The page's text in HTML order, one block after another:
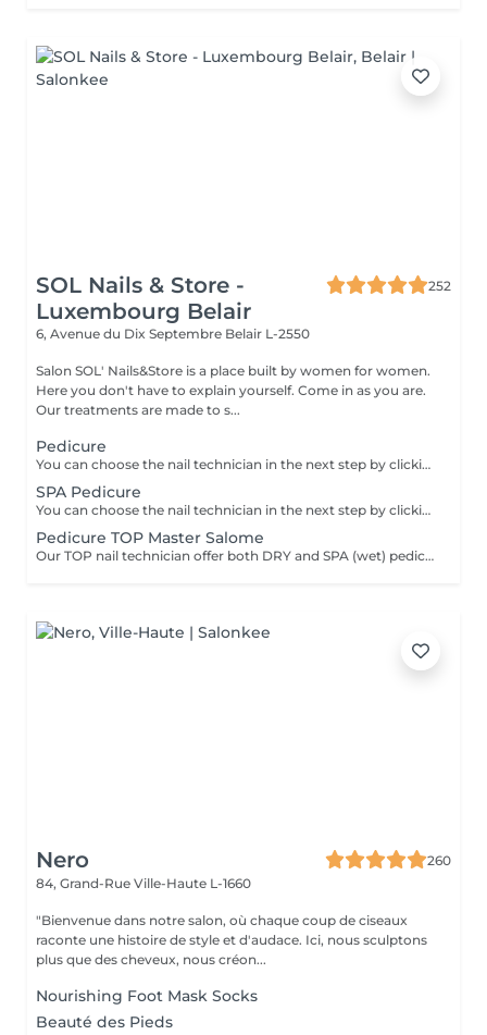
SOL Nails & Store -
Luxembourg Belair
252
6, Avenue du Dix Septembre Belair L-2550
Salon SOL' Nails&Store is a place built by women for women.
Here you don't have to explain yourself. Come in as you are.
Our treatments are made to s...
Pedicure
You can choose the nail technician in the next step by clicking "Select employee". PEDICURE includes: Nail shaping Cuticle care Rough skin and side ridges removal Heels cleaning Buffing If you choose "with SEMI-PERMANENT polish" The semi-permanent polish application is added. If you choose "toes with polish" (no full foot treatment) The semi-permanent or regular polish application is added. NO full feet treatment - without heels cleaning and polish. If you choose "Removal" includes old gel removal only and NO toes and foot treatment.
SPA Pedicure
You can choose the nail technician in the next step by clicking "Select employee". SPA PEDICURE includes: Warm water soak Nail shaping Cuticle care Rough skin and side ridges removal Heels cleaning Buffing If you choose "with SEMI-PERMANENT polish": Semi-permanent polish application is added. If you choose "toes with polish" (no full foot treatment): Semi-permanent or regular polish application is added. No full feet treatment without heels cleaning and polish on skin. If you choose "Removal": Includes old gel removal only no toes or foot treatment.
Pedicure TOP Master Salome
Our TOP nail technician offer both DRY and SPA (wet) pedicure. So you can choose the format that suits you best.
Nero
260
84, Grand-Rue Ville-Haute L-1660
"Bienvenue dans notre salon, où chaque coup de ciseaux
raconte une histoire de style et d'audace. Ici, nous sculptons
plus que des cheveux, nous créon...
Nourishing Foot Mask Socks
Beauté des Pieds